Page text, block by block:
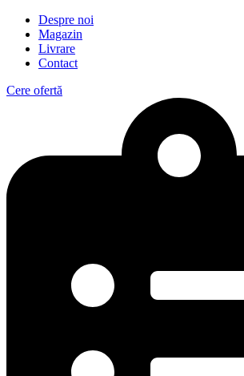
Despre noi
Magazin
Livrare
Contact
Cere ofertă